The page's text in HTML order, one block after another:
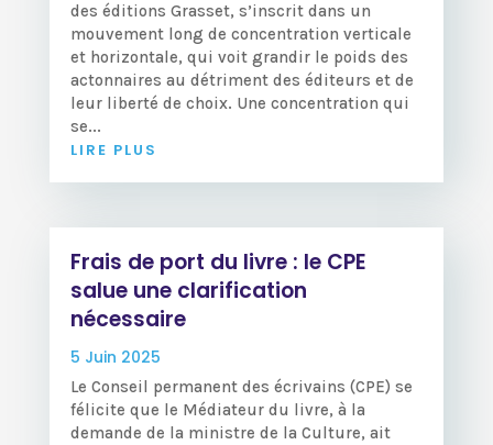
des éditions Grasset, s’inscrit dans un
mouvement long de concentration verticale
et horizontale, qui voit grandir le poids des
actonnaires au détriment des éditeurs et de
leur liberté de choix. Une concentration qui
se...
LIRE PLUS
Frais de port du livre : le CPE
salue une clarification
nécessaire
5 Juin 2025
Le Conseil permanent des écrivains (CPE) se
félicite que le Médiateur du livre, à la
demande de la ministre de la Culture, ait